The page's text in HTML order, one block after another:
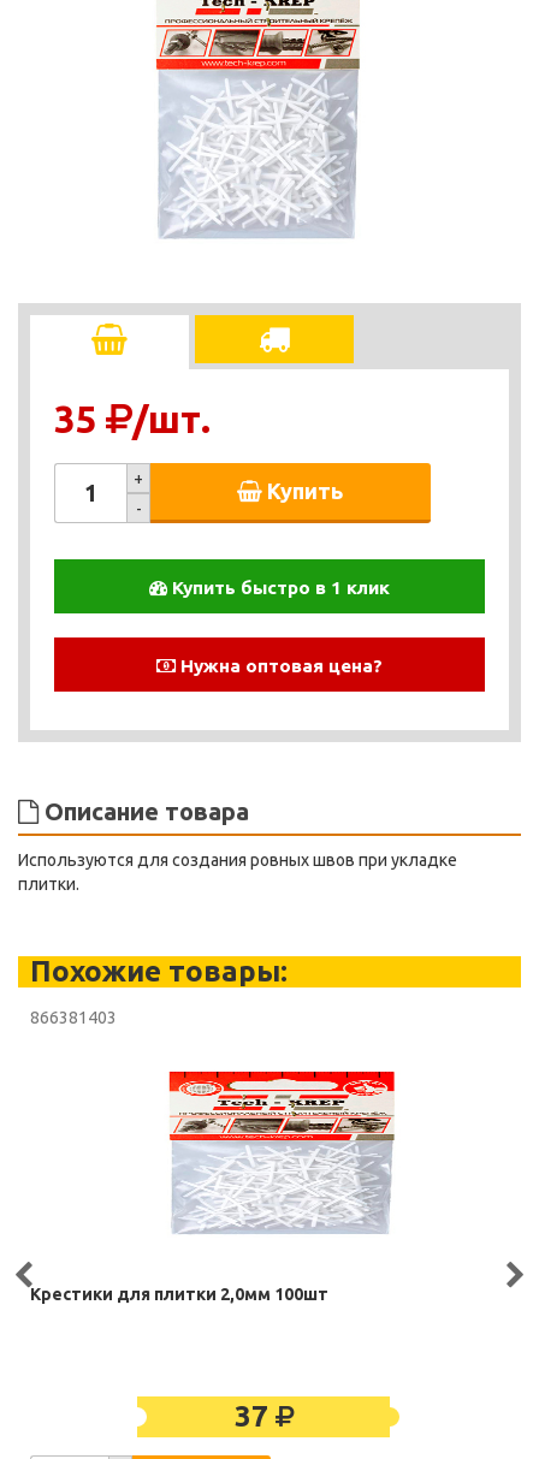
35 /шт.
+
-
Купить
Купить быстро в 1 клик
Нужна оптовая цена?
Описание товара
Используются для создания ровных швов при укладке
плитки.
Похожие товары:
866381403
Крестики для плитки 2,0мм 100шт
37